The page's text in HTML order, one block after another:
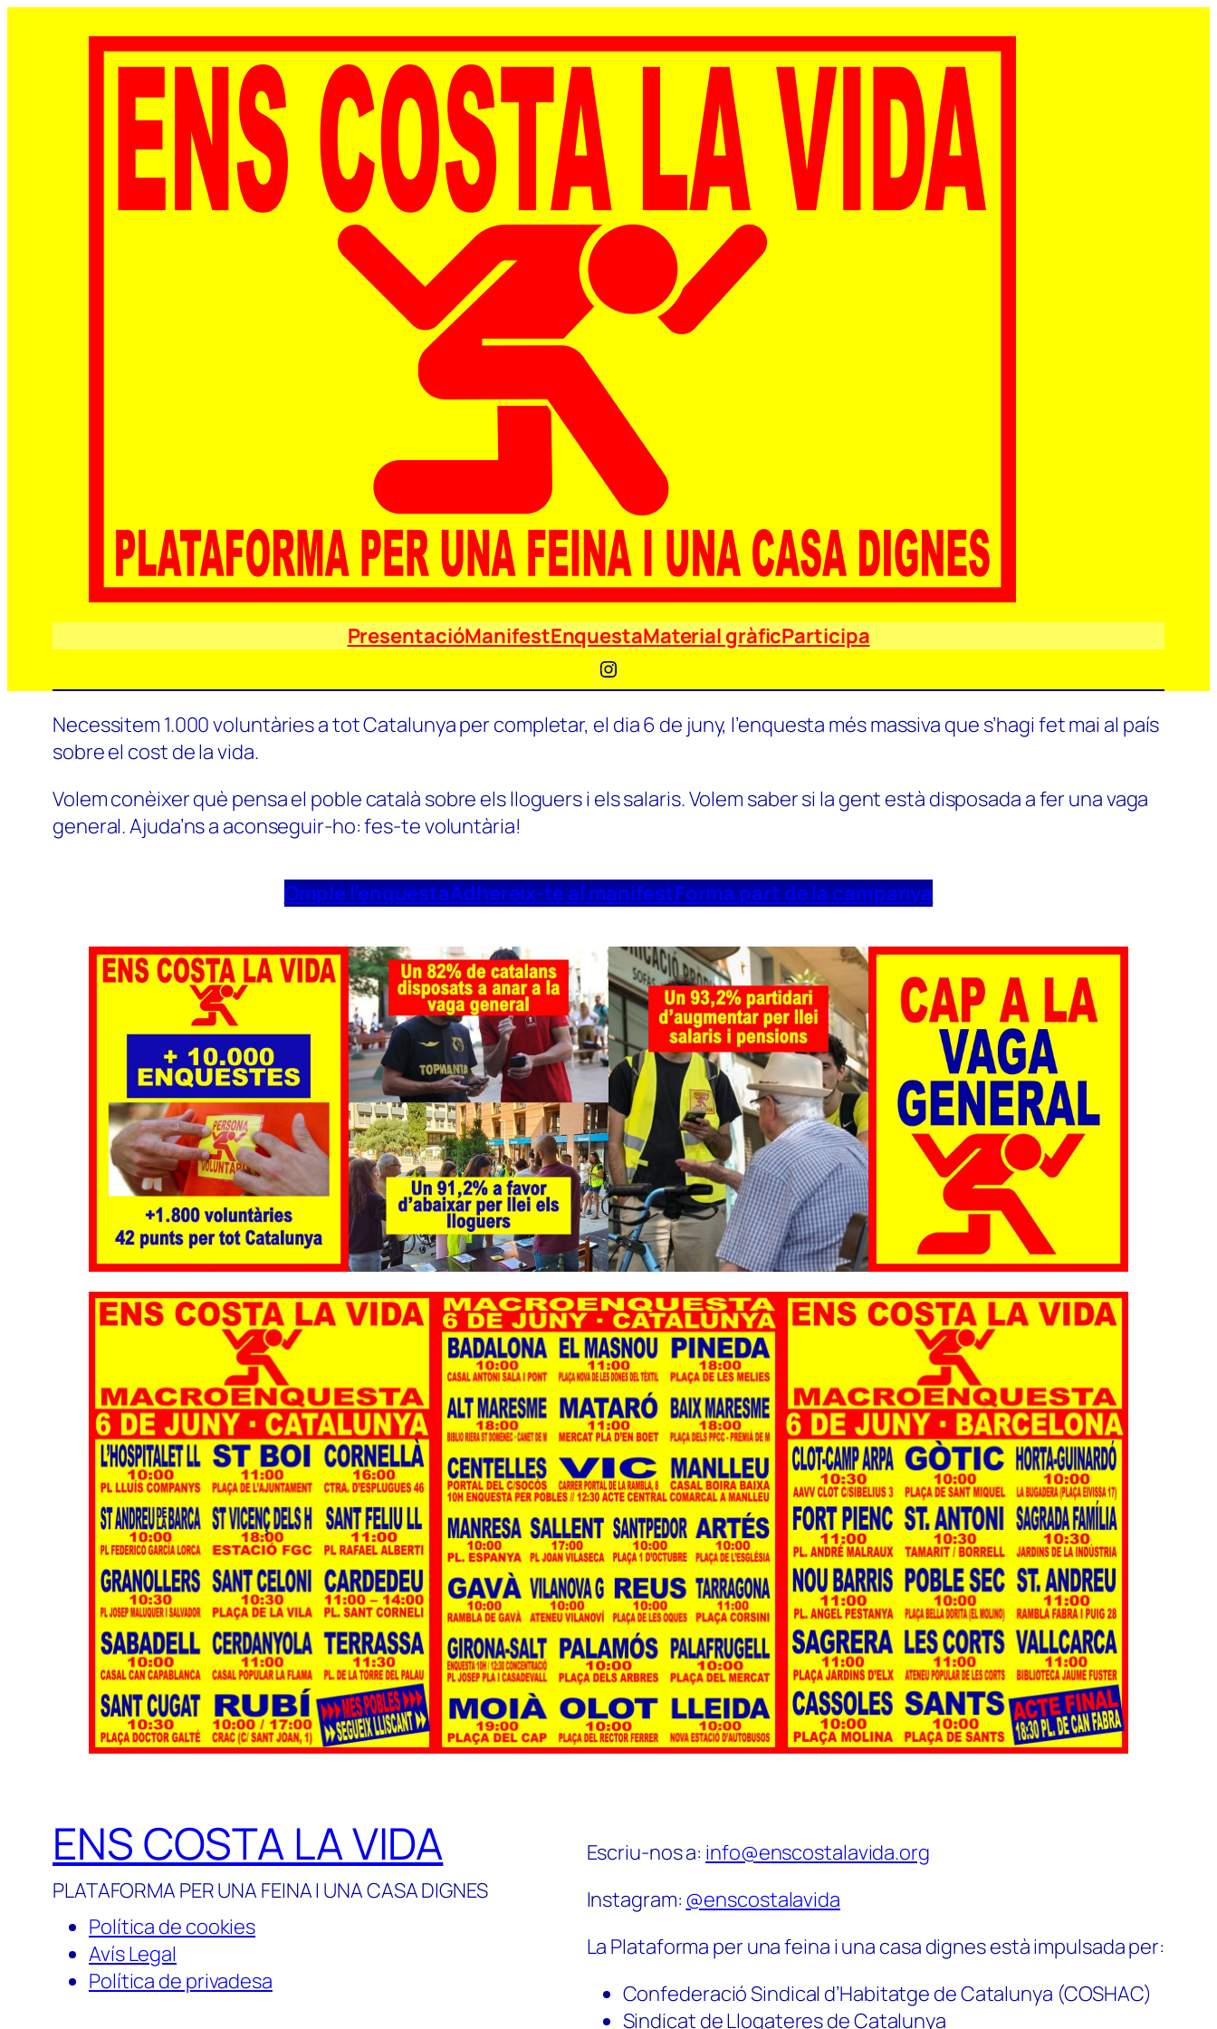
PresentacióManifestEnquestaMaterial gràficParticipa
Instagram
Necessitem 1.000 voluntàries a tot Catalunya per completar, el dia 6 de juny, l’enquesta més massiva que s’hagi fet mai al país
sobre el cost de la vida.
Volem conèixer què pensa el poble català sobre els lloguers i els salaris. Volem saber si la gent està disposada a fer una vaga
general. Ajuda’ns a aconseguir-ho: fes-te voluntària!
Omple l’enquestaAdhereix-te al manifestForma part de la campanya
ENS COSTA LA VIDA
PLATAFORMA PER UNA FEINA I UNA CASA DIGNES
Política de cookies
Avís Legal
Política de privadesa
Escriu-nos a: info@enscostalavida.org
Instagram: @enscostalavida
La Plataforma per una feina i una casa dignes està impulsada per:
Confederació Sindical d’Habitatge de Catalunya (COSHAC)
Sindicat de Llogateres de Catalunya